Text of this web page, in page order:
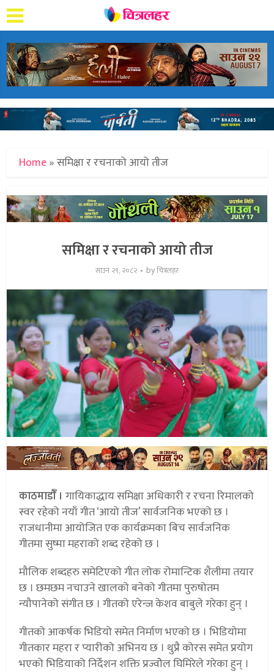
Home»समिक्षा र रचनाको आयो तीज
समिक्षा र रचनाको आयो तीज
साउन २९, २०८२ byचित्रलहर
काठमाडौंँ । गायिकाद्धाय समिक्षा अधिकारी र रचना रिमालको
स्वर रहेको नयाँ गीत ‘आयो तीज’ सार्वजनिक भएको छ ।
राजधानीमा आयोजित एक कार्यक्रमका बिच सार्वजनिक
गीतमा सुष्मा महराको शब्द रहेको छ ।
मौलिक शब्दहरु समेटिएको गीत लोक रोमान्टिक शैलीमा तयार
छ । छमछम नचाउने खालको बनेको गीतमा पुरुषोतम
न्यौपानेको संगीत छ । गीतको एरेन्ज केशव बाबुले गरेका हुन् ।
गीतको आकर्षक भिडियो समेत निर्माण भएको छ । भिडियोमा
गीतकार महरा र प्यारीको अभिनय छ । थुप्रै कोरस समेत प्रयोग
भएको भिडियाको निर्देशन शक्ति प्रज्वोेल घिमिरेले गरेका हुन् ।